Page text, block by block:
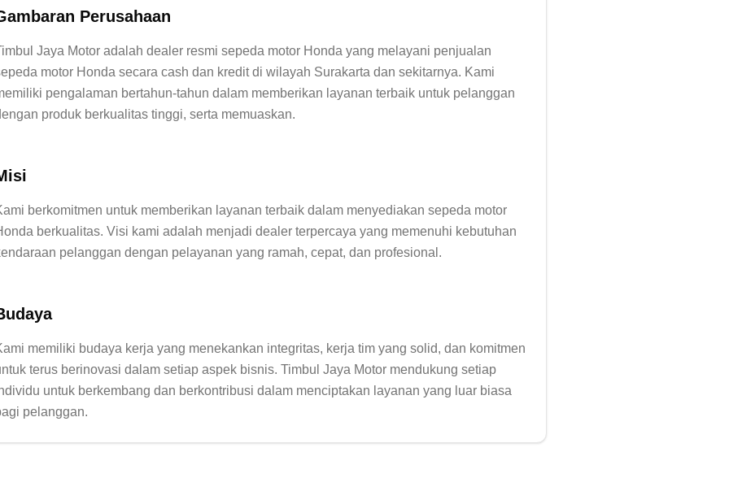
Perusahaan
Jaya Motor adalah dealer resmi sepeda motor Honda yang melayani penjualan
motor Honda secara cash dan kredit di wilayah Surakarta dan sekitarnya. Kami
pengalaman bertahun-tahun dalam memberikan layanan terbaik untuk pelanggan
berkomitmen untuk memberikan layanan terbaik dalam menyediakan sepeda motor
berkualitas. Visi kami adalah menjadi dealer terpercaya yang memenuhi kebutuhan
memiliki budaya kerja yang menekankan integritas, kerja tim yang solid, dan komitmen
terus berinovasi dalam setiap aspek bisnis. Timbul Jaya Motor mendukung setiap
untuk berkembang dan berkontribusi dalam menciptakan layanan yang luar biasa